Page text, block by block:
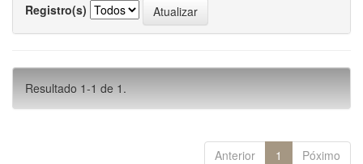
Registro(s)
Resultado 1-1 de 1.
Anterior 1 Póximo